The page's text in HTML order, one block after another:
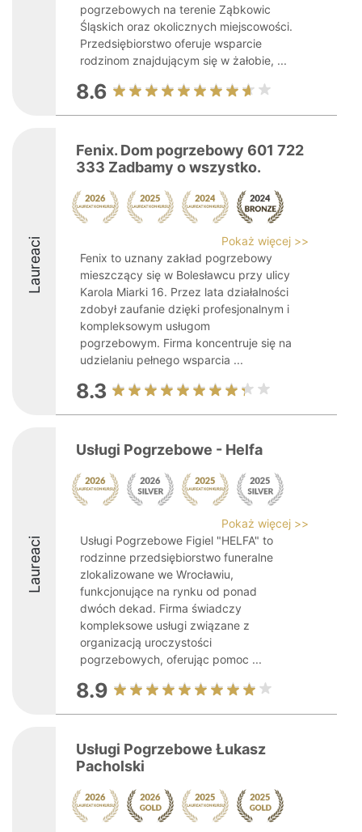
pogrzebowych na terenie Ząbkowic
Śląskich oraz okolicznych miejscowości.
Przedsiębiorstwo oferuje wsparcie
rodzinom znajdującym się w żałobie, ...
8.6
Laureaci
Fenix. Dom pogrzebowy 601 722
333 Zadbamy o wszystko.
Pokaż więcej >>
Fenix to uznany zakład pogrzebowy
mieszczący się w Bolesławcu przy ulicy
Karola Miarki 16. Przez lata działalności
zdobył zaufanie dzięki profesjonalnym i
kompleksowym usługom
pogrzebowym. Firma koncentruje się na
udzielaniu pełnego wsparcia ...
8.3
Laureaci
Usługi Pogrzebowe - Helfa
Pokaż więcej >>
Usługi Pogrzebowe Figiel "HELFA" to
rodzinne przedsiębiorstwo funeralne
zlokalizowane we Wrocławiu,
funkcjonujące na rynku od ponad
dwóch dekad. Firma świadczy
kompleksowe usługi związane z
organizacją uroczystości
pogrzebowych, oferując pomoc ...
8.9
Usługi Pogrzebowe Łukasz
Pacholski